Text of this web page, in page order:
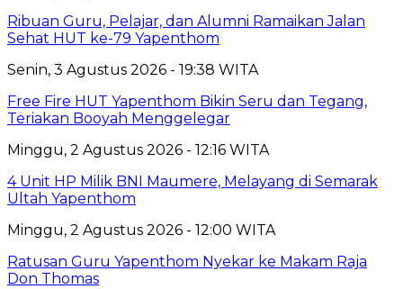
Ribuan Guru, Pelajar, dan Alumni Ramaikan Jalan
Sehat HUT ke-79 Yapenthom
Senin, 3 Agustus 2026 - 19:38 WITA
Free Fire HUT Yapenthom Bikin Seru dan Tegang,
Teriakan Booyah Menggelegar
Minggu, 2 Agustus 2026 - 12:16 WITA
4 Unit HP Milik BNI Maumere, Melayang di Semarak
Ultah Yapenthom
Minggu, 2 Agustus 2026 - 12:00 WITA
Ratusan Guru Yapenthom Nyekar ke Makam Raja
Don Thomas